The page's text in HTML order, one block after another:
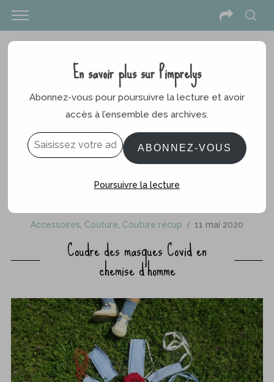
Accessoires Couture Couture récup 11 mai 2020
Coudre des masques Covid en
chemise d’homme
En savoir plus sur Pimprelys
Abonnez-vous pour poursuivre la lecture et avoir
accès à l’ensemble des archives.
ABONNEZ-VOUS
Poursuivre la lecture